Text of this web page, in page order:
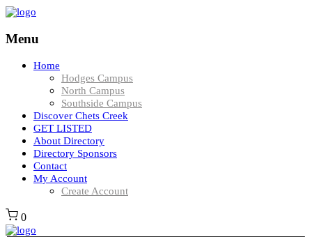
Menu
Home
Hodges Campus
North Campus
Southside Campus
Discover Chets Creek
GET LISTED
About Directory
Directory Sponsors
Contact
My Account
Create Account
0